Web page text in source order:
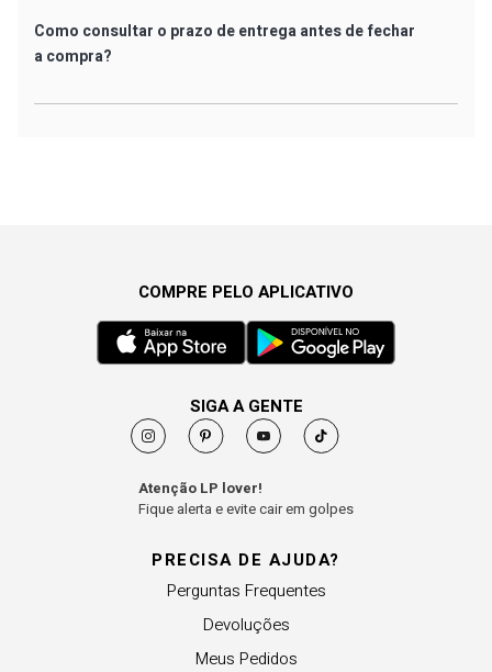
Como consultar o prazo de entrega antes de fechar
a compra?
PRECISA DE AJUDA?
Perguntas Frequentes
Devoluções
Meus Pedidos
COMPRE PELO APLICATIVO
SIGA A GENTE
Atenção LP lover!
Fique alerta e evite cair em golpes